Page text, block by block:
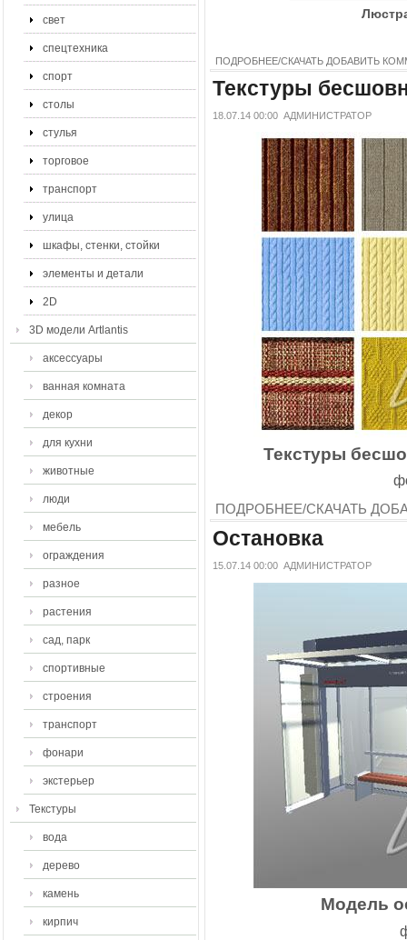
свет
спецтехника
спорт
столы
стулья
торговое
транспорт
улица
шкафы, стенки, стойки
элементы и детали
2D
3D модели Artlantis
аксессуары
ванная комната
декор
для кухни
животные
люди
мебель
ограждения
разное
растения
сад, парк
спортивные
строения
транспорт
фонари
экстерьер
Текстуры
вода
дерево
камень
кирпич
ПОДРОБНЕЕ/СКАЧАТЬ ДОБАВИТЬ
Текстуры
18.07.14 00:00 АДМИНИСТРАТОР
Текстуры
ПОДРОБНЕЕ/СКАЧАТЬ
Остановка
15.07.14 00:00 АДМИНИСТРАТОР
Модель